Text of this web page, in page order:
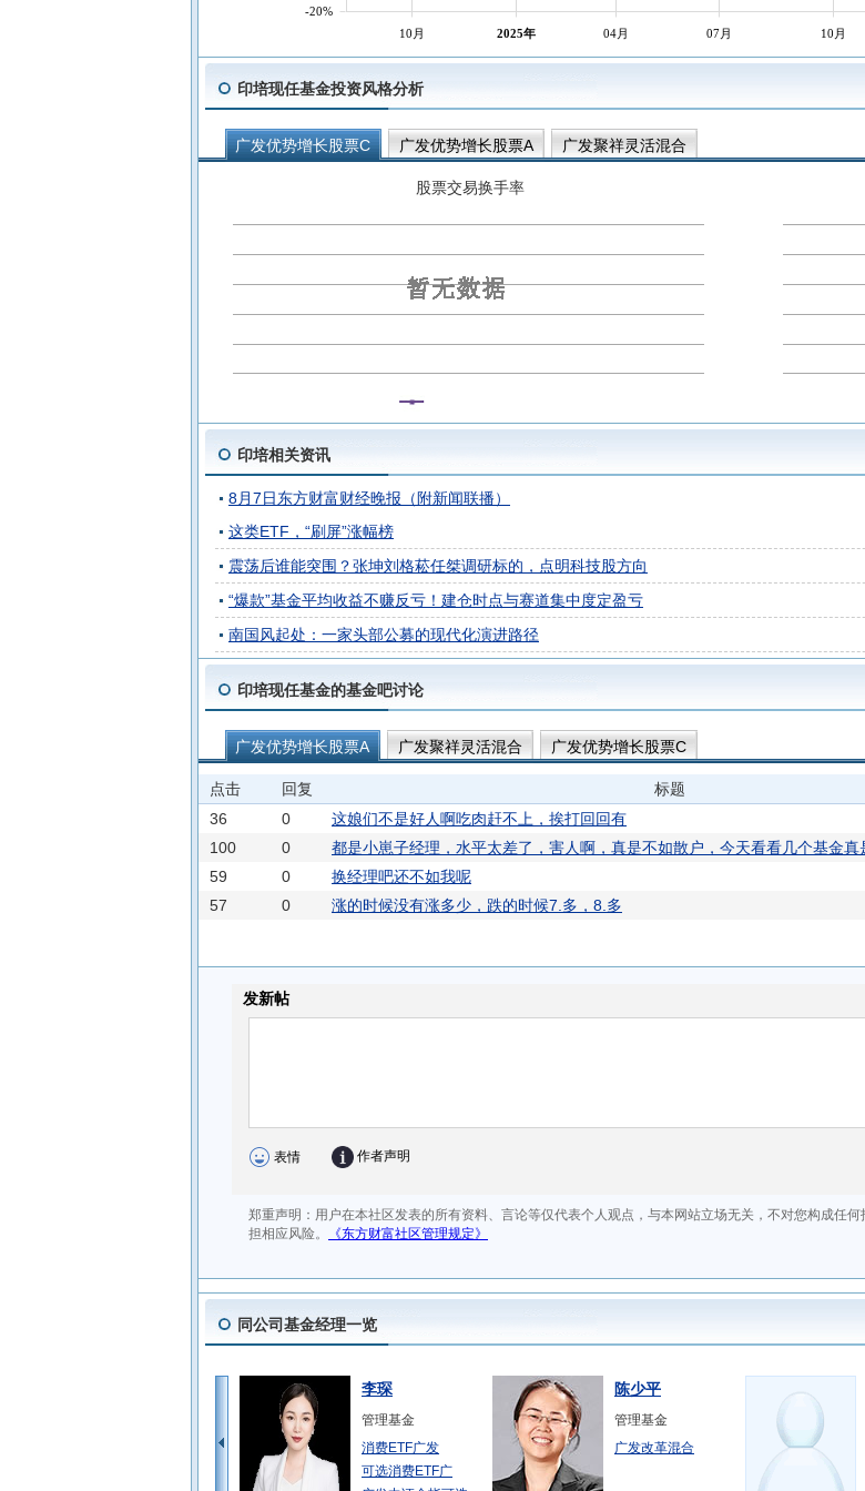
10月 2025年 04月 07月 10月
-20%
印培现任基金投资风格分析
广发优势增长股票C 广发优势增长股票A 广发聚祥灵活混合
股票交易换手率
印培相关资讯
8月7日东方财富财经晚报（附新闻联播）
这类ETF，“刷屏”涨幅榜
震荡后谁能突围？张坤刘格菘任桀调研标的，点明科技股方向
“爆款”基金平均收益不赚反亏！建仓时点与赛道集中度定盈亏
南国风起处：一家头部公募的现代化演进路径
印培现任基金的基金吧讨论
广发优势增长股票A 广发聚祥灵活混合 广发优势增长股票C
点击 回复 标题
36 0 这娘们不是好人啊吃肉赶不上，挨打回回有
100 0 都是小崽子经理，水平太差了，害人啊，真是不如散户，今天看看几个基金真
59 0 换经理吧还不如我呢
57 0 涨的时候没有涨多少，跌的时候7.多，8.多
同公司基金经理一览
李琛
管理基金
消费ETF广发
可选消费ETF广
陈少平
管理基金
广发改革混合